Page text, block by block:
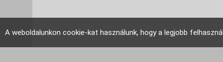
A weboldalunkon cookie-kat használunk, hogy a legjobb